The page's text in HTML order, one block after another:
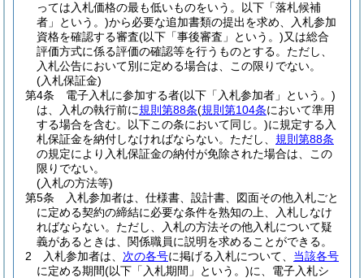
っては入札価格の最も低いものをいう。以下「落札候補
者」という。)から必要な追加書類の提出を求め、入札参加
資格を確認する審査(以下「事後審査」という。)又は総合
評価方式に係る評価の確認等を行うものとする。 ただし、
入札公告において別に定める場合は、この限りでない。
(入札保証金)
第4条
電子入札に参加する者(以下「入札参加者」という。)
は、入札の執行前に規則第88条(規則第104条において準用
する場合を含む。以下この条において同じ。)に規定する入
札保証金を納付しなければならない。 ただし、 規則第88条
の規定により入札保証金の納付が免除された場合は、この
限りでない。
(入札の方法等)
第5条
入札参加者は、仕様書、設計書、図面その他入札ごと
に定める契約の締結に必要な条件を熟知の上、入札しなけ
ればならない。 ただし、入札の方法その他入札について疑
義があるときは、関係職員に説明を求めることができる。
2
入札参加者は、 次の各号に掲げる入札について、 当該各号
に定める期間(以下「入札期間」という。)に、電子入札シ